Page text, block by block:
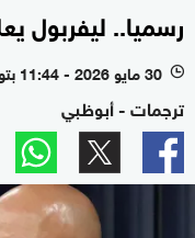
رسميا.. ليفربول
l 30 مايو 2026 - 11:44 بتوقيت أبوظبي
ترجمات - أبوظبي